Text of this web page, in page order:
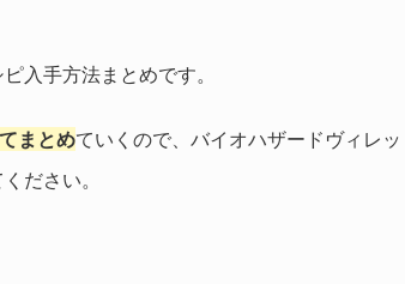
入手方法まとめです。
まとめていくので、バイオハザードヴィレッ
ださい。